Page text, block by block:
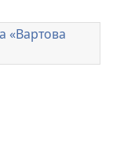
«Вартова